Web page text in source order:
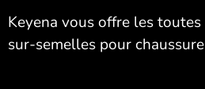
Keyena vous offre les
sur-semelles pour